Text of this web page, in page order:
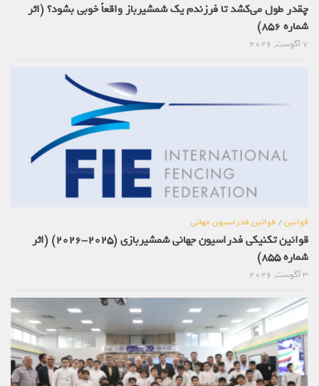
چقدر طول می‌کشد تا فرزندم یک شمشیرباز واقعاً خوبی بشود؟ (اثر
شماره 856)
قوانین/قوانین فدراسیون جهانی
قوانین تکنیکی فدراسیون جهانی شمشیربازی (2025-2026) (اثر
شماره 855)